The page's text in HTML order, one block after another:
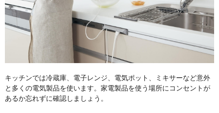
キッチンでは冷蔵庫、電子レンジ、電気ポット、ミキサーなど意外
と多くの電気製品を使います。家電製品を使う場所にコンセントが
あるか忘れずに確認しましょう。